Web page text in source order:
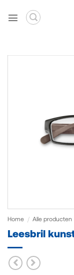
naar
Home / Alle producten
Leesbril